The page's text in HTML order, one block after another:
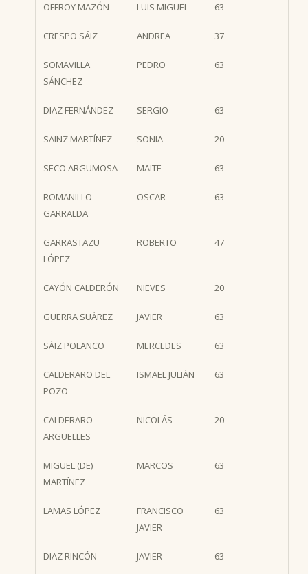
OFFROY MAZÓN LUIS MIGUEL 63
CRESPO SÁIZ ANDREA 37
SOMAVILLA
SÁNCHEZ
PEDRO 63
DIAZ FERNÁNDEZ SERGIO 63
SAINZ MARTÍNEZ SONIA 20
SECO ARGUMOSA MAITE 63
ROMANILLO
GARRALDA
OSCAR 63
GARRASTAZU
LÓPEZ
ROBERTO 47
CAYÓN CALDERÓN NIEVES 20
GUERRA SUÁREZ JAVIER 63
SÁIZ POLANCO MERCEDES 63
CALDERARO DEL
POZO
ISMAEL JULIÁN 63
CALDERARO
ARGÜELLES
NICOLÁS 20
MIGUEL (DE)
MARTÍNEZ
MARCOS 63
LAMAS LÓPEZ
FRANCISCO
JAVIER
63
DIAZ RINCÓN JAVIER 63